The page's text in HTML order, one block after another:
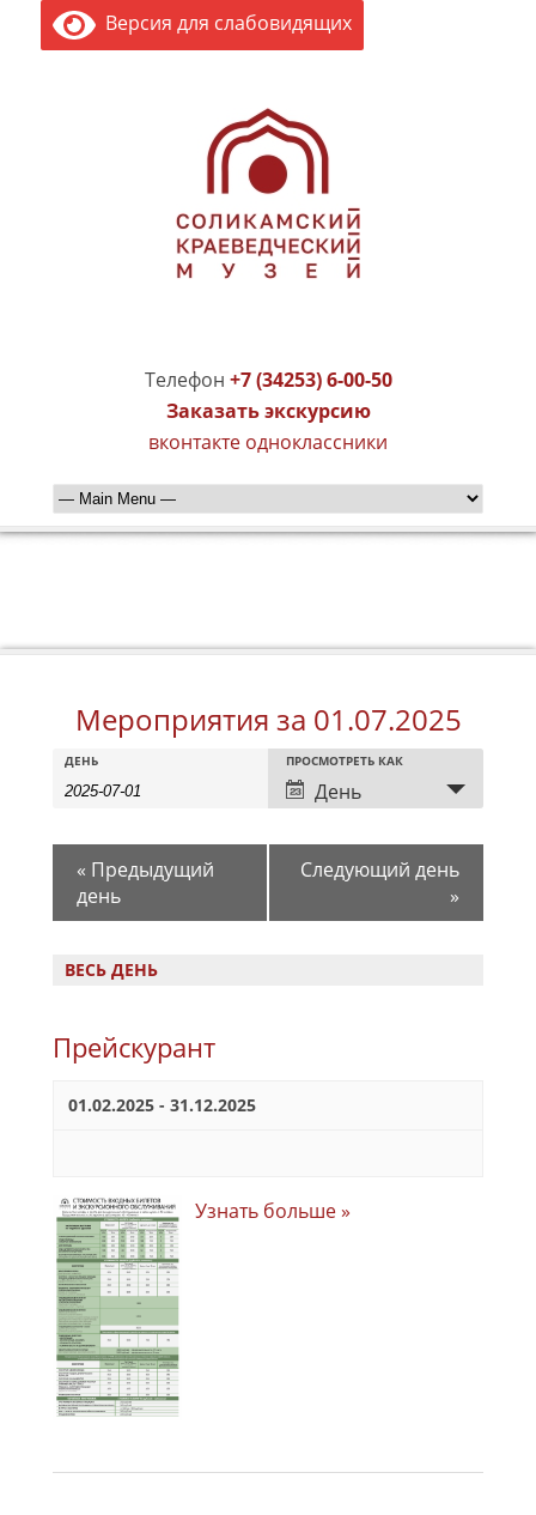
Версия для слабовидящих
Телефон +7 (34253) 6-00-50
Заказать экскурсию
вконтакте одноклассники
Мероприятия за 01.07.2025
Мероприятия
Search
Views
Navigation
Мероприятия
Search
ДЕНЬ Событие
Views
Navigation
ПРОСМОТРЕТЬ КАК
День
« Предыдущий
день
Следующий день
»
ВЕСЬ ДЕНЬ
Прейскурант
01.02.2025 - 31.12.2025
Узнать больше »